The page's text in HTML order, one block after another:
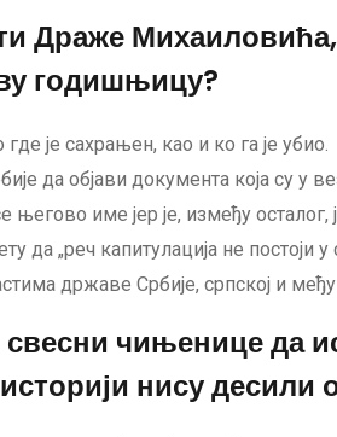
Драже Михаиловића,
годишњицу?
је сахрањен, као и ко га је убио.
да објави документа која су у
име јер је, између
„реч капитулација не постоји у
државе Србије, српској и
свесни чињенице да
нису десили